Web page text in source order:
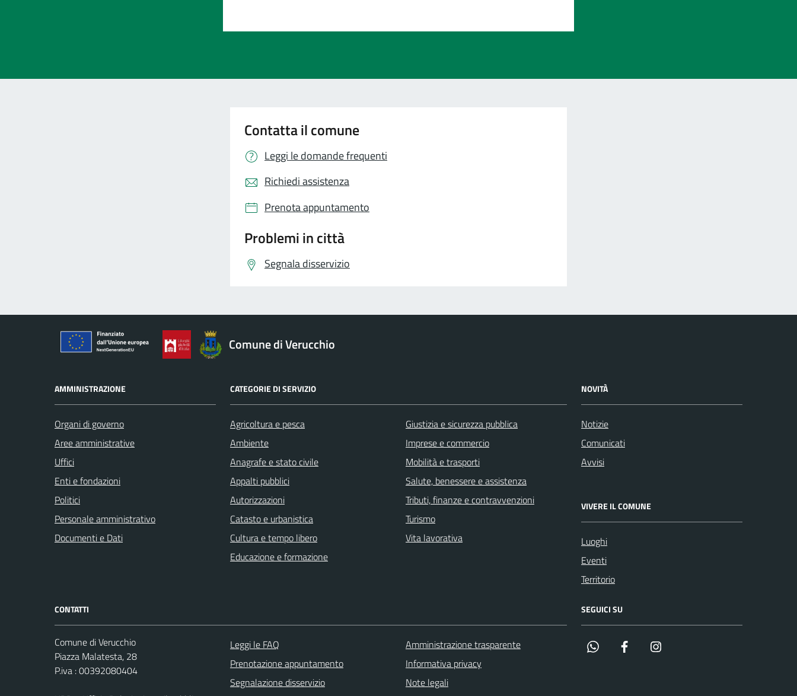
Contatta il comune
Leggi le domande frequenti
Richiedi assistenza
Prenota appuntamento
Problemi in città
Segnala disservizio
Comune di Verucchio
AMMINISTRAZIONE
Organi di governo
Aree amministrative
Uffici
Enti e fondazioni
Politici
Personale amministrativo
Documenti e Dati
CATEGORIE DI SERVIZIO
Agricoltura e pesca
Ambiente
Anagrafe e stato civile
Appalti pubblici
Autorizzazioni
Catasto e urbanistica
Cultura e tempo libero
Educazione e formazione
Giustizia e sicurezza pubblica
Imprese e commercio
Mobilità e trasporti
Salute, benessere e assistenza
Tributi, finanze e contravvenzioni
Turismo
Vita lavorativa
NOVITÀ
Notizie
Comunicati
Avvisi
VIVERE IL COMUNE
Luoghi
Eventi
Territorio
CONTATTI
Comune di Verucchio
Piazza Malatesta, 28
P.iva : 00392080404
Leggi le FAQ
Prenotazione appuntamento
Segnalazione disservizio
Amministrazione trasparente
Informativa privacy
Note legali
SEGUICI SU
Whatsapp Facebook